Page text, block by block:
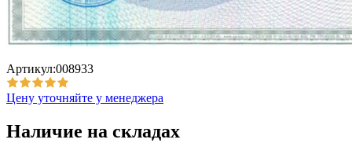
Артикул:008933
Цену уточняйте у менеджера
Наличие на складах